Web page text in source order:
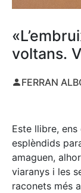
voltans.
FERRAN
Este llibre, ens
esplèndids
amaguen,
viaranys i les
raconets més